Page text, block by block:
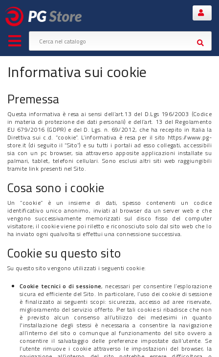
Informativa sui cookie
Premessa
Questa informativa è resa ai sensi dell’art.13 del D.Lgs 196/2003 (Codice
in materia di protezione dei dati personali) e dell’art. 13 del Regolamento
EU 679/2016 (GDPR) e del D. Lgs. n. 69/2012, che ha recepito in Italia la
Direttiva sui c.d. “cookie”. L’informativa è resa per il sito https://www.pg-
store.it (di seguito il “Sito”) e su tutti i portali ad esso collegati, accessibili
sia con un pc browser, sia attraverso apposite applicazioni installate su
palmari, tablet, telefoni cellulari. Sono esclusi altri siti web raggiungibili
tramite link presenti nel Sito.
Cosa sono i cookie
Un “cookie” è un insieme di dati, spesso contenenti un codice
identificativo unico anonimo, inviati al browser da un server web e che
vengono successivamente memorizzati sul disco fisso del computer
visitatore; il cookie viene poi riletto e riconosciuto solo dal sito web che lo
ha inviato ogni qualvolta si effettui una connessione successiva.
Cookie su questo sito
Su questo sito vengono utilizzati i seguenti cookie:
Cookie tecnici o di sessione, necessari per consentire l’esplorazione
sicura ed efficiente del Sito. In particolare, l’uso dei cookie di sessione
è finalizzato ai seguenti scopi: sicurezza, accesso ad aree riservate,
miglioramento del servizio offerto. Per tali cookie si ribadisce che non
è previsto alcun consenso all’utilizzo dei medesimi in quanto
l'installazione degli stessi è necessaria a consentire la navigazione
all’interno del sito o comunque al funzionamento del sito ovvero a
consentire il salvataggio delle preferenze impostate dall’utente. Se
l’utente rimuove i cookie attraverso le impostazioni del browser, la